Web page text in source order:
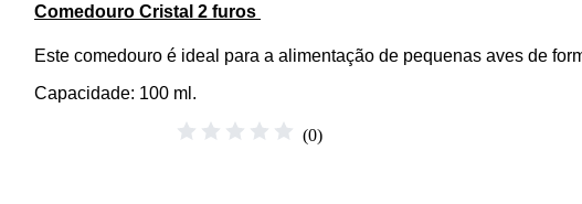
Comedouro Cristal 2 furos
Este comedouro é ideal para a alimentação de pequenas aves de
Capacidade: 100 ml.
☆ ☆ ☆ ☆ ☆ (0)